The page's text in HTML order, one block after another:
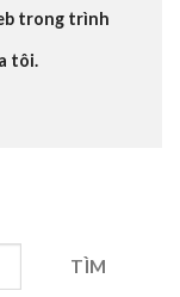
trong trình
tôi.
TÌM